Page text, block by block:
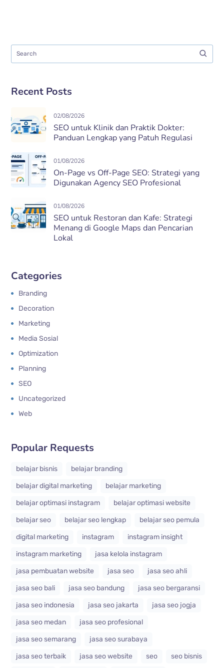
Recent Posts
02/08/2026
SEO untuk Klinik dan Praktik Dokter:
Panduan Lengkap yang Patuh Regulasi
01/08/2026
On-Page vs Off-Page SEO: Strategi yang
Digunakan Agency SEO Profesional
01/08/2026
SEO untuk Restoran dan Kafe: Strategi
Menang di Google Maps dan Pencarian
Lokal
Categories
Branding
Decoration
Marketing
Media Sosial
Optimization
Planning
SEO
Uncategorized
Web
Popular Requests
belajar bisnis
belajar branding
belajar digital marketing
belajar marketing
belajar optimasi instagram
belajar optimasi website
belajar seo
belajar seo lengkap
belajar seo pemula
digital marketing
instagram
instagram insight
instagram marketing
jasa kelola instagram
jasa pembuatan website
jasa seo
jasa seo ahli
jasa seo bali
jasa seo bandung
jasa seo bergaransi
jasa seo indonesia
jasa seo jakarta
jasa seo jogja
jasa seo medan
jasa seo profesional
jasa seo semarang
jasa seo surabaya
jasa seo terbaik
jasa seo website seo
seo bisnis